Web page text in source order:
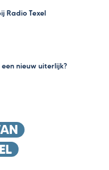
Radio Texel
nieuw uiterlijk?